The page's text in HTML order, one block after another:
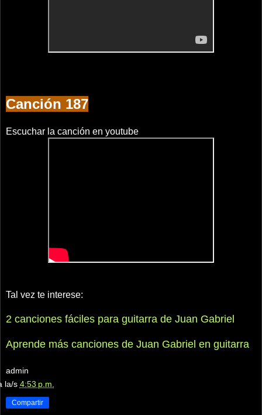
Canción 187
Escuchar la canción en youtube
Tal vez te interese:
2 canciones fáciles para guitarra de Juan Gabriel
Aprende más canciones de Juan Gabriel en guitarra
admin
la/s 4:53 p.m.
Compartir